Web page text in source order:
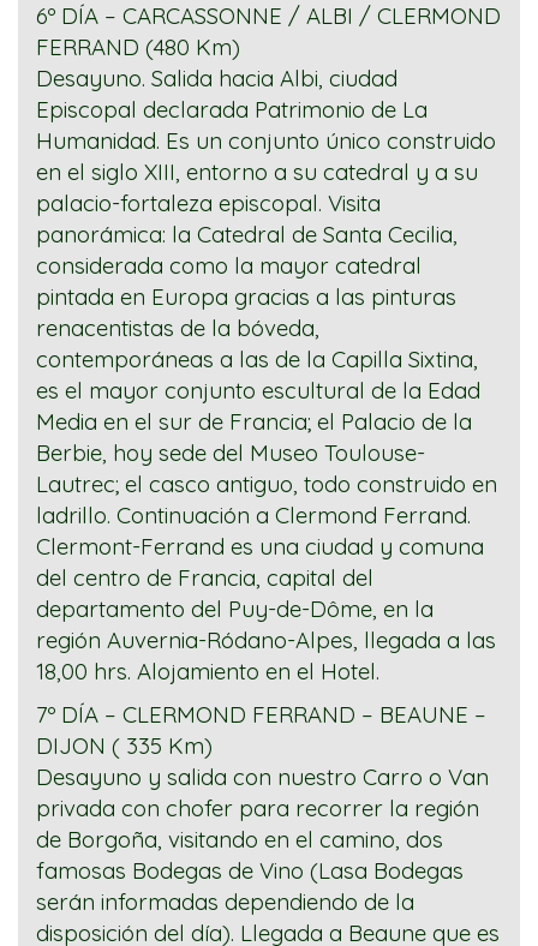
6º DÍA – CARCASSONNE / ALBI / CLERMOND
FERRAND (480 Km)
Desayuno. Salida hacia Albi, ciudad
Episcopal declarada Patrimonio de La
Humanidad. Es un conjunto único construido
en el siglo XIII, entorno a su catedral y a su
palacio-fortaleza episcopal. Visita
panorámica: la Catedral de Santa Cecilia,
considerada como la mayor catedral
pintada en Europa gracias a las pinturas
renacentistas de la bóveda,
contemporáneas a las de la Capilla Sixtina,
es el mayor conjunto escultural de la Edad
Media en el sur de Francia; el Palacio de la
Berbie, hoy sede del Museo Toulouse-
Lautrec; el casco antiguo, todo construido en
ladrillo. Continuación a Clermond Ferrand.
Clermont-Ferrand es una ciudad y comuna
del centro de Francia, capital del
departamento del Puy-de-Dôme, en la
región Auvernia-Ródano-Alpes, llegada a las
18,00 hrs. Alojamiento en el Hotel.
7º DÍA – CLERMOND FERRAND – BEAUNE –
DIJON ( 335 Km)
Desayuno y salida con nuestro Carro o Van
privada con chofer para recorrer la región
de Borgoña, visitando en el camino, dos
famosas Bodegas de Vino (Lasa Bodegas
serán informadas dependiendo de la
disposición del día). Llegada a Beaune que es